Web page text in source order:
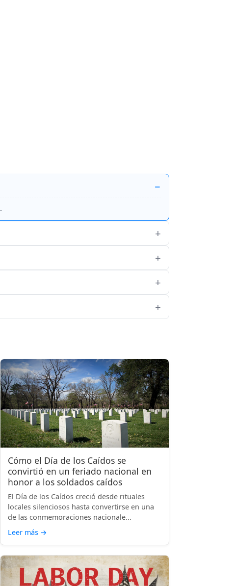
.
Cómo el Día de los Caídos se
convirtió en un feriado nacional en
honor a los soldados caídos
El Día de los Caídos creció desde rituales
locales silenciosos hasta convertirse en una
de las conmemoraciones nacionale...
Leer más →